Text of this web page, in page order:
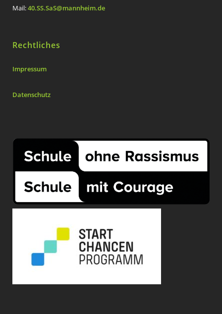
Mail:40.SS.SaS@mannheim.de
Rechtliches
Impressum
Datenschutz